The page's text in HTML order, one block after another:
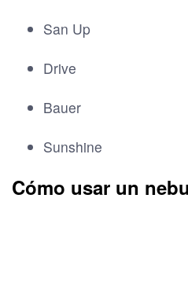
San Up
Drive
Bauer
Sunshine
Cómo usar un